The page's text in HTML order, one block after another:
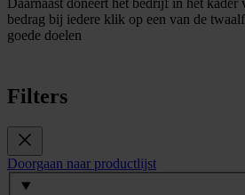
bedrag bij iedere klik op een van de
goede doelen
Filters
Doorgaan naar productlijst